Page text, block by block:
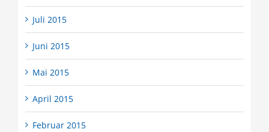
Juli 2015
Juni 2015
Mai 2015
April 2015
Februar 2015